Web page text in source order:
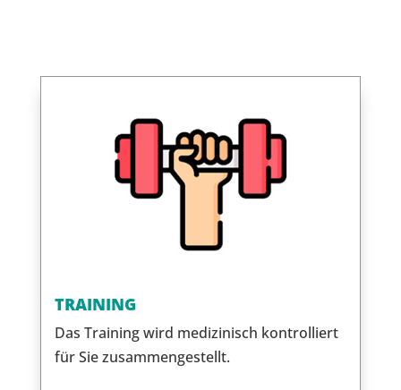
TRAINING
Das Training wird medizinisch kontrolliert
für Sie zusammengestellt.